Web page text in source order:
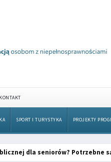
KONTAKT
SPORT I TURYSTYKA PROJEKTY
dla seniorów? Potrzebne